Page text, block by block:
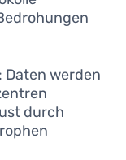
: Daten werden
durch